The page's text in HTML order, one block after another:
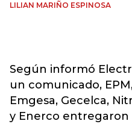
LILIAN MARIÑO ESPINOSA
Según informó
un comunicado,
Emgesa, Gecelca,
y Enerco entregaron